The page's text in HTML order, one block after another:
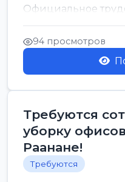
Официальное
стабильная
94 просмотров
Требуются
уборку
Раанане!
Требуются